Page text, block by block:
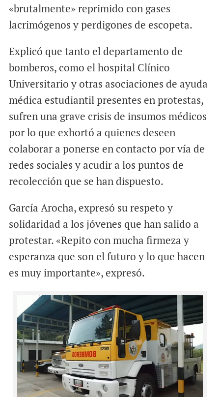
«brutalmente» reprimido con gases
lacrimógenos y perdigones de escopeta.
Explicó que tanto el departamento de
bomberos, como el hospital Clínico
Universitario y otras asociaciones de ayuda
médica estudiantil presentes en protestas,
sufren una grave crisis de insumos médicos
por lo que exhortó a quienes deseen
colaborar a ponerse en contacto por vía de
redes sociales y acudir a los puntos de
recolección que se han dispuesto.
García Arocha, expresó su respeto y
solidaridad a los jóvenes que han salido a
protestar. «Repito con mucha firmeza y
esperanza que son el futuro y lo que hacen
es muy importante», expresó.